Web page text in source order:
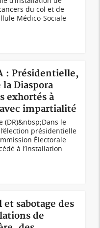
du col et de
Médico-Sociale
: Présidentielle,
Diaspora
exhortés à
impartialité
(DR)&nbsp;Dans le
présidentielle
Électorale
à l’installation
sabotage des
de